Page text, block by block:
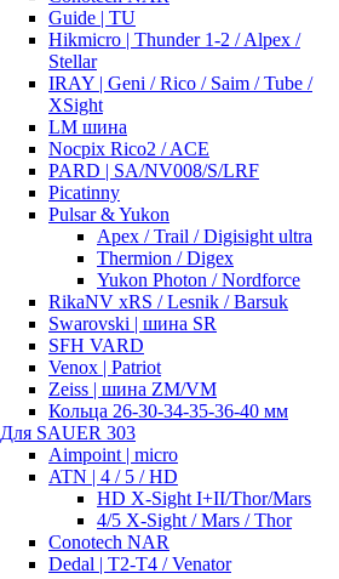
Guide | TU
Hikmicro | Thunder 1-2 / Alpex /
Stellar
IRAY | Geni / Rico / Saim / Tube /
XSight
LM шина
Nocpix Rico2 / ACE
PARD | SA/NV008/S/LRF
Picatinny
Pulsar & Yukon
Apex / Trail / Digisight ultra
Thermion / Digex
Yukon Photon / Nordforce
RikaNV xRS / Lesnik / Barsuk
Swarovski | шина SR
SFH VARD
Venox | Patriot
Zeiss | шина ZM/VM
Кольца 26-30-34-35-36-40 мм
Для SAUER 303
Aimpoint | micro
ATN | 4 / 5 / HD
HD X-Sight I+II/Thor/Mars
4/5 X-Sight / Mars / Thor
Conotech NAR
Dedal | T2-T4 / Venator